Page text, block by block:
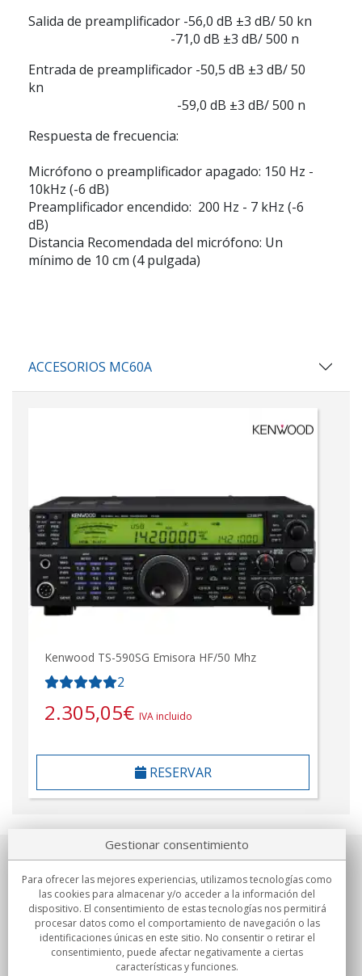
Salida de preamplificador -56,0 dB ±3 dB/ 50 kn
-71,0 dB ±3 dB/ 500 n
Entrada de preamplificador -50,5 dB ±3 dB/ 50
kn
-59,0 dB ±3 dB/ 500 n
Respuesta de frecuencia:
Micrófono o preamplificador apagado: 150 Hz -
10kHz (-6 dB)
Preamplificador encendido: 200 Hz - 7 kHz (-6
dB)
Distancia Recomendada del micrófono: Un
mínimo de 10 cm (4 pulgada)
ACCESORIOS MC60A
Kenwood TS-590SG Emisora HF/50 Mhz
2
2.305,05€ IVA incluido
RESERVAR
Sobre nosotros
Compromisos
Compras
Gestionar consentimiento
Para ofrecer las mejores experiencias, utilizamos tecnologías como
las cookies para almacenar y/o acceder a la información del
dispositivo. El consentimiento de estas tecnologías nos permitirá
procesar datos como el comportamiento de navegación o las
identificaciones únicas en este sitio. No consentir o retirar el
consentimiento, puede afectar negativamente a ciertas
características y funciones.